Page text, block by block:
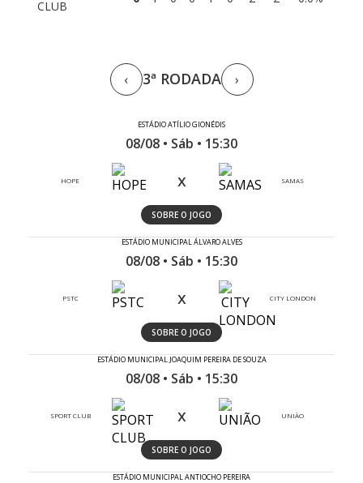
CLUB
‹ 3ª RODADA ›
ESTÁDIO ATÍLIO GIONÉDIS
08/08 • Sáb • 15:30
HOPE x SAMAS
SOBRE O JOGO
ESTÁDIO MUNICIPAL ÁLVARO ALVES
08/08 • Sáb • 15:30
PSTC x CITY LONDON
SOBRE O JOGO
ESTÁDIO MUNICIPAL JOAQUIM PEREIRA DE SOUZA
08/08 • Sáb • 15:30
SPORT CLUB x UNIÃO
SOBRE O JOGO
ESTÁDIO MUNICIPAL ANTIOCHO PEREIRA